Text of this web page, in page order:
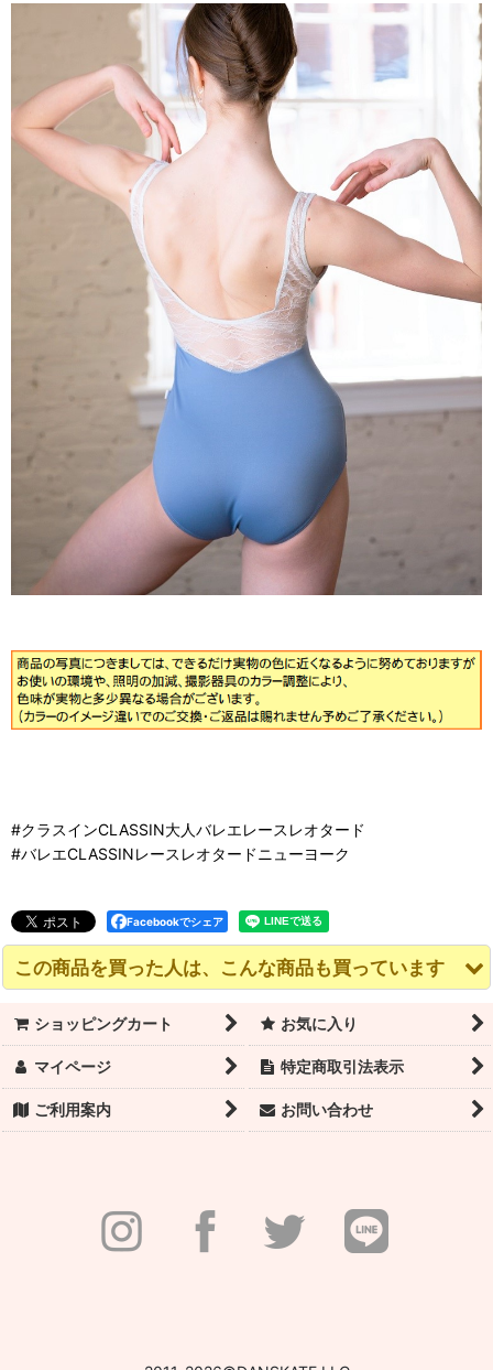
#クラスインCLASSIN大人バレエレースレオタード
#バレエCLASSINレースレオタードニューヨーク
Facebookでシェア
この商品を買った人は、こんな商品も買っています
注文（納期約1ヶ月）
(税込)
MOI- READY TO
WEAR
12,540
ショッピングカート お気に入り
マイページ 特定商取引法表示
ご利用案内 お問い合わせ